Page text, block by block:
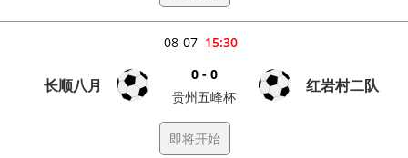
15:30
08-07
长顺八月
0 - 0
贵州五峰杯
红岩村二队
即将开始